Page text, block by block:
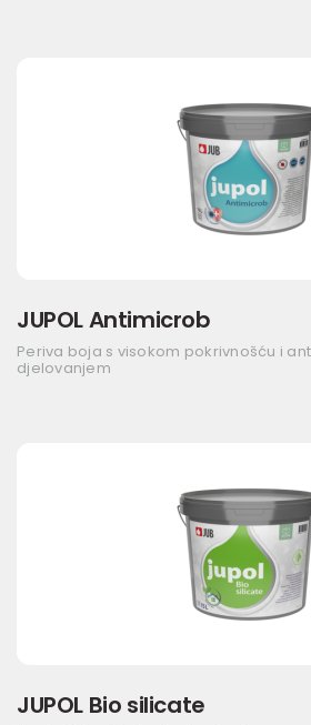
JUPOL Antimicrob
Periva boja s visokom pokrivnošću i
djelovanjem
JUPOL Bio silicate